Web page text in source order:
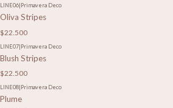
LINE06|Primavera Deco
Oliva Stripes
$22.500
LINE07|Primavera Deco
Blush Stripes
$22.500
LINE08|Primavera Deco
Plume